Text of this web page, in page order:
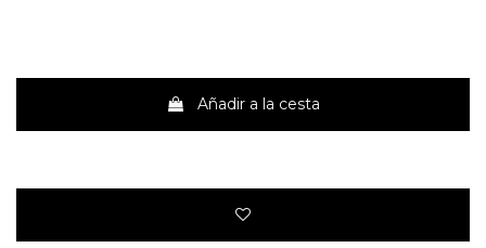
Añadir a la cesta